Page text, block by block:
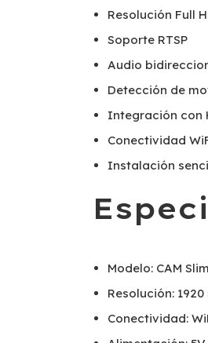
Resolución Full
Soporte RTSP
Audio
Detección de
Integración con
Conectividad
Instalación
Modelo: CAM
Resolución: 1920
Conectividad: